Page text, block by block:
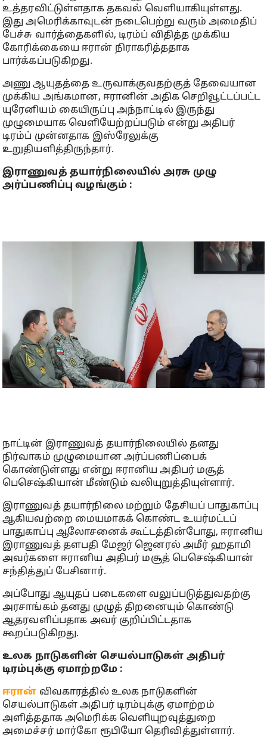
உத்தரவிட்டுள்ளதாக தகவல் வெளியாகியுள்ளது.
இது அமெரிக்காவுடன் நடைபெற்று வரும் அமைதிப்
பேச்சு வார்த்தைகளில், டிரம்ப் விதித்த முக்கிய
கோரிக்கையை ஈரான் நிராகரித்ததாக
பார்க்கப்படுகிறது.
அணு ஆயுதத்தை உருவாக்குவதற்குத் தேவையான
முக்கிய அங்கமான, ஈரானின் அதிக செறிவூட்டப்பட்ட
யுரேனியம் கையிருப்பு அந்நாட்டில் இருந்து
முழுமையாக வெளியேற்றப்படும் என்று அதிபர்
டிரம்ப் முன்னதாக இஸ்ரேலுக்கு
உறுதியளித்திருந்தார்.
இராணுவத் தயார்நிலையில் அரசு முழு
அர்ப்பணிப்பு வழங்கும் :
நாட்டின் இராணுவத் தயார்நிலையில் தனது
நிர்வாகம் முழுமையான அர்ப்பணிப்பைக்
கொண்டுள்ளது என்று ஈரானிய அதிபர் மசூத்
பெசெஷ்கியான் மீண்டும் வலியுறுத்தியுள்ளார்.
இராணுவத் தயார்நிலை மற்றும் தேசியப் பாதுகாப்பு
ஆகியவற்றை மையமாகக் கொண்ட உயர்மட்டப்
பாதுகாப்பு ஆலோசனைக் கூட்டத்தின்போது, ​​ஈரானிய
இராணுவத் தளபதி மேஜர் ஜெனரல் அமீர் ஹதாமி
அவர்களை ஈரானிய அதிபர் மசூத் பெசெஷ்கியான்
சந்தித்துப் பேசினார்.
அப்போது ஆயுதப் படைகளை வலுப்படுத்துவதற்கு
அரசாங்கம் தனது முழுத் திறனையும் கொண்டு
ஆதரவளிப்பதாக அவர் குறிப்பிட்டதாக
கூறப்படுகிறது.
உலக நாடுகளின் செயல்பாடுகள் அதிபர்
டிரம்புக்கு ஏமாற்றமே :
ஈரான் விவகாரத்தில் உலக நாடுகளின்
செயல்பாடுகள் அதிபர் டிரம்புக்கு ஏமாற்றம்
அளித்ததாக அமெரிக்க வெளியுறவுத்துறை
அமைச்சர் மார்கோ ரூபியோ தெரிவித்துள்ளார்.